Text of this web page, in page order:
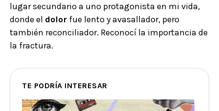
lugar secundario a uno protagonista en mi vida,
donde el dolor fue lento y avasallador, pero
también reconciliador. Reconocí la importancia de
la fractura.
TE PODRÍA INTERESAR